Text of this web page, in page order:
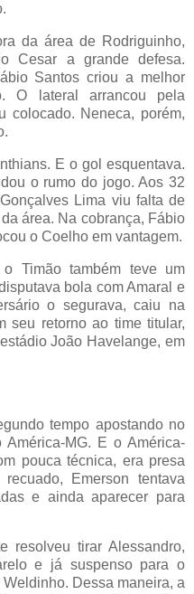
da área de Rodriguinho,
Cesar a grande defesa.
Santos criou a melhor
O lateral arrancou pela
colocado. Neneca, porém,
E o gol esquentava.
o rumo do jogo. Aos 32
Lima viu falta de
área. Na cobrança, Fábio
o Coelho em vantagem.
Timão também teve um
bola com Amaral e
o segurava, caiu na
seu retorno ao time titular,
João Havelange, em
tempo apostando no
MG. E o América-
pouca técnica, era presa
Emerson tentava
e ainda aparecer para
resolveu tirar Alessandro,
e já suspenso para o
Dessa maneira, a